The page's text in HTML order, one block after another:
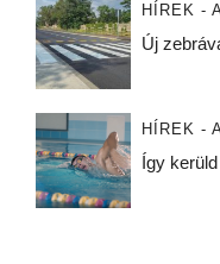
HÍREK -
Új
HÍREK -
Így